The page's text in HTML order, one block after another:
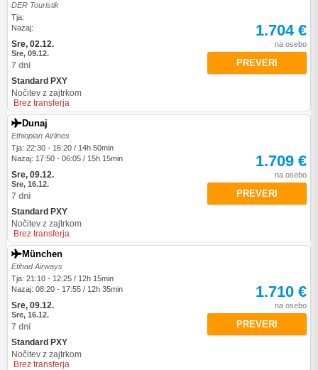
DER Touristik
Tja:
Nazaj:
Sre, 02.12.
Sre, 09.12.
7 dni
Standard PXY
Nočitev z zajtrkom
Brez transferja
1.704 €
na osebo
PREVERI
Dunaj
Ethiopian Airlines
Tja: 22:30 - 16:20 / 14h 50min
Nazaj: 17:50 - 06:05 / 15h 15min
Sre, 09.12.
Sre, 16.12.
7 dni
Standard PXY
Nočitev z zajtrkom
Brez transferja
1.709 €
na osebo
PREVERI
München
Etihad Airways
Tja: 21:10 - 12:25 / 12h 15min
Nazaj: 08:20 - 17:55 / 12h 35min
Sre, 09.12.
Sre, 16.12.
7 dni
Standard PXY
Nočitev z zajtrkom
Brez transferja
1.710 €
na osebo
PREVERI